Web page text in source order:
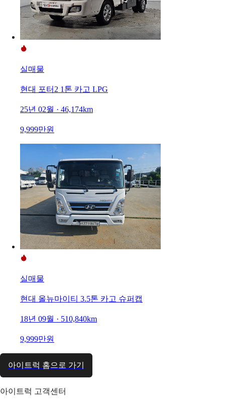
실매물
현대 포터2 1톤 카고 LPG
25년 02월 · 46,174km
9,999만원
실매물
현대 올뉴마이티 3.5톤 카고 슈퍼캡
18년 09월 · 510,840km
9,999만원
아이트럭 홈으로 가기
아이트럭 고객센터